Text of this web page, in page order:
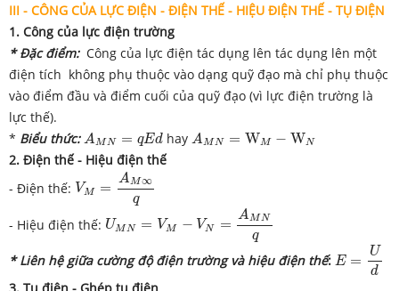
III - CÔNG CỦA LỰC ĐIỆN - ĐIỆN THẾ - HIỆU ĐIỆN THẾ - TỤ ĐIỆN
1. Công của lực điện trường
* Đặc điểm: Công của lực điện tác dụng lên tác dụng lên một
điện tích không phụ thuộc vào dạng quỹ đạo mà chỉ phụ thuộc
vào điểm đầu và điểm cuối của quỹ đạo (vì lực điện trường là
lực thế).
* Biểu thức: AMN = qEd
A Ed hay AMN = WM − WN
A WM N
2. Điện thế - Hiệu điện thế
- Điện thế: VM =
AM∞
q
M=A M∞q
- Hiệu điện thế: UMN = VM − VN =
AMN
q
N Nq
* Liên hệ giữa cường độ điện trường và hiệu điện thế: E =
U
d
d
3. Tụ điện - Ghép tụ điện